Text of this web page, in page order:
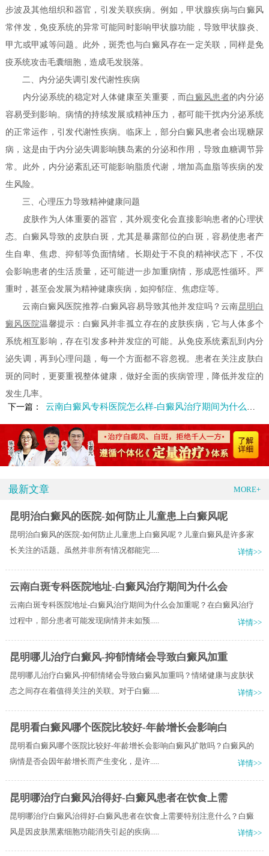
步波及其他组织和器官，引发关联疾病。例如，甲状腺疾病与白癜风
常伴发，免疫系统的异常可能同时影响甲状腺功能，导致甲状腺炎、
甲亢或甲减等问题。此外，斑秃也与白癜风存在一定关联，同样是免
疫系统攻击毛囊细胞，造成毛发脱落。
二、内分泌失调引发代谢性疾病
内分泌系统的稳定对人体健康至关重要，而 白癜风患者的内分泌
容易受到影响。病情的持续发展或精神压力，都可能干扰内分泌系统
的正常运作，引发代谢性疾病。临床上，部分白癜风患者会出现糖尿
病，这是由于内分泌失调影响胰岛素的分泌和作用，导致血糖调节异
常。此外，内分泌紊乱还可能影响脂质代谢，增加高血脂等疾病的发
生风险。
三、心理压力导致精神健康问题
皮肤作为人体重要的器官，其外观变化会直接影响患者的心理状
态。白癜风导致的皮肤白斑，尤其是暴露部位的白斑，容易使患者产
生自卑、焦虑、抑郁等负面情绪。长期处于不良的精神状态下，不仅
会影响患者的生活质量，还可能进一步加重病情，形成恶性循环。严
重时，甚至会发展为精神健康疾病，如抑郁症、焦虑症等。
云南白癜风医院推荐-白癜风容易导致其他并发症吗？云南昆明白
癜风医院温馨提示：白癜风并非孤立存在的皮肤疾病，它与人体多个
系统相互影响，存在引发多种并发症的可能。从免疫系统紊乱到内分
泌失调，再到心理问题，每一个方面都不容忽视。患者在关注皮肤白
斑的同时，更要重视整体健康，做好全面的疾病管理，降低并发症的
发生几率。
下一篇：
云南白癜风专科医院怎么样-白癜风治疗期间为什么不能喝酒熬夜
最新文章 MORE+
昆明治白癜风的医院-如何防止儿童患上白癜风呢
昆明治白癜风的医院-如何防止儿童患上白癜风呢？儿童白癜风是许多家
长关注的话题。虽然并非所有情况都能完.....
详情>>
云南白斑专科医院地址-白癜风治疗期间为什么会
云南白斑专科医院地址-白癜风治疗期间为什么会加重呢？在白癜风治疗
过程中，部分患者可能发现病情并未如预.....
详情>>
昆明哪儿治疗白癜风-抑郁情绪会导致白癜风加重
昆明哪儿治疗白癜风-抑郁情绪会导致白癜风加重吗？情绪健康与皮肤状
态之间存在着值得关注的关联。对于白癜.....
详情>>
昆明看白癜风哪个医院比较好-年龄增长会影响白
昆明看白癜风哪个医院比较好-年龄增长会影响白癜风扩散吗？白癜风的
病情是否会因年龄增长而产生变化，是许.....
详情>>
昆明哪治疗白癜风治得好-白癜风患者在饮食上需
昆明哪治疗白癜风治得好-白癜风患者在饮食上需要特别注意什么？白癜
风是因皮肤黑素细胞功能消失引起的疾病.....
详情>>